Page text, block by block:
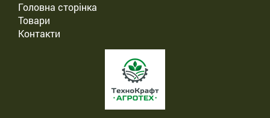
Головна сторінка
Товари
Контакти